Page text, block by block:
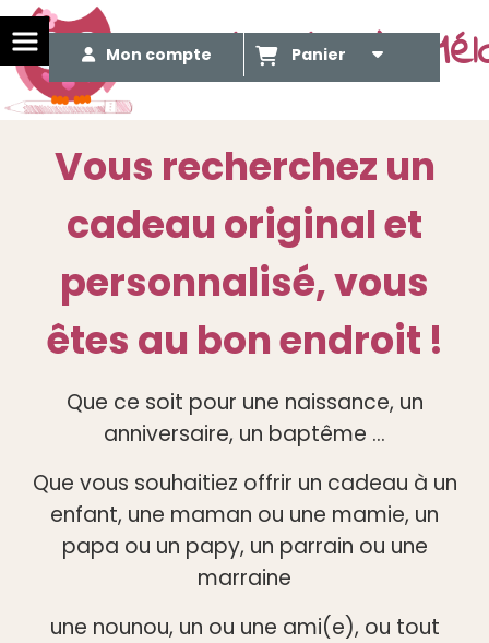
Le Méli Mélo de
Mon compte Panier
Vous recherchez un
cadeau original et
personnalisé, vous
êtes au bon endroit !
Que ce soit pour une naissance, un
anniversaire, un baptême ...
Que vous souhaitiez offrir un cadeau à un
enfant, une maman ou une mamie, un
papa ou un papy, un parrain ou une
marraine
une nounou, un ou une ami(e), ou tout